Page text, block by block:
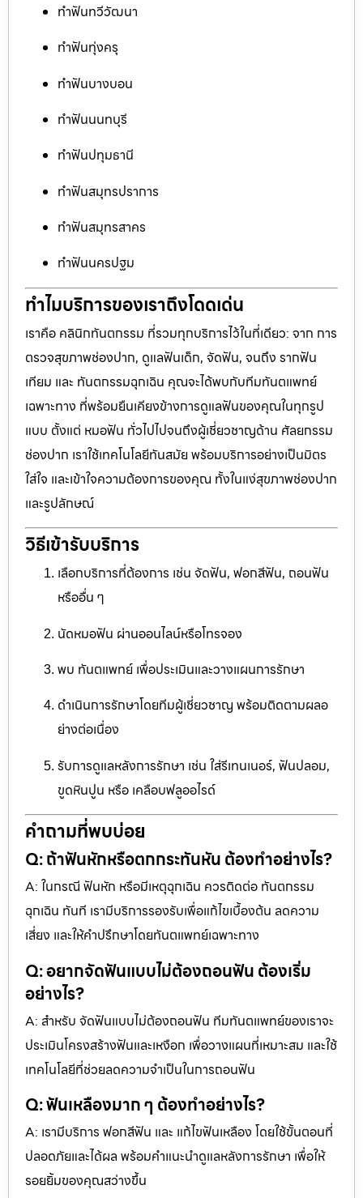
ทำฟันทวีวัฒนา
ทำฟันทุ่งครุ
ทำฟันบางบอน
ทำฟันนนทบุรี
ทำฟันปทุมธานี
ทำฟันสมุทรปราการ
ทำฟันสมุทรสาคร
ทำฟันนครปฐม
ทำไมบริการของเราถึงโดดเด่น
เราคือ คลินิกทันตกรรม ที่รวมทุกบริการไว้ในที่เดียว: จาก การ
ตรวจสุขภาพช่องปาก, ดูแลฟันเด็ก, จัดฟัน, จนถึง รากฟัน
เทียม และ ทันตกรรมฉุกเฉิน คุณจะได้พบกับทีมทันตแพทย์
เฉพาะทาง ที่พร้อมยืนเคียงข้างการดูแลฟันของคุณในทุกรูป
แบบ ตั้งแต่ หมอฟัน ทั่วไปไปจนถึงผู้เชี่ยวชาญด้าน ศัลยกรรม
ช่องปาก เราใช้เทคโนโลยีทันสมัย พร้อมบริการอย่างเป็นมิตร
ใส่ใจ และเข้าใจความต้องการของคุณ ทั้งในแง่สุขภาพช่องปาก
และรูปลักษณ์
วิธีเข้ารับบริการ
เลือกบริการที่ต้องการ เช่น จัดฟัน, ฟอกสีฟัน, ถอนฟัน
หรืออื่น ๆ
นัดหมอฟัน ผ่านออนไลน์หรือโทรจอง
พบ ทันตแพทย์ เพื่อประเมินและวางแผนการรักษา
ดำเนินการรักษาโดยทีมผู้เชี่ยวชาญ พร้อมติดตามผลอ
ย่างต่อเนื่อง
รับการดูแลหลังการรักษา เช่น ใส่รีเทนเนอร์, ฟันปลอม,
ขูดหินปูน หรือ เคลือบฟลูออไรด์
คำถามที่พบบ่อย
Q: ถ้าฟันหักหรือตกกระทันหัน ต้องทำอย่างไร?
A: ในกรณี ฟันหัก หรือมีเหตุฉุกเฉิน ควรติดต่อ ทันตกรรม
ฉุกเฉิน ทันที เรามีบริการรองรับเพื่อแก้ไขเบื้องต้น ลดความ
เสี่ยง และให้คำปรึกษาโดยทันตแพทย์เฉพาะทาง
Q: อยากจัดฟันแบบไม่ต้องถอนฟัน ต้องเริ่ม
อย่างไร?
A: สำหรับ จัดฟันแบบไม่ต้องถอนฟัน ทีมทันตแพทย์ของเราจะ
ประเมินโครงสร้างฟันและเหงือก เพื่อวางแผนที่เหมาะสม และใช้
เทคโนโลยีที่ช่วยลดความจำเป็นในการถอนฟัน
Q: ฟันเหลืองมาก ๆ ต้องทำอย่างไร?
A: เรามีบริการ ฟอกสีฟัน และ แก้ไขฟันเหลือง โดยใช้ขั้นตอนที่
ปลอดภัยและได้ผล พร้อมคำแนะนำดูแลหลังการรักษา เพื่อให้
รอยยิ้มของคุณสว่างขึ้น